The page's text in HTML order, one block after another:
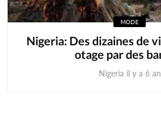
MODE
Nigeria: Des dizaines de
otage par des
Nigeria il y a 6